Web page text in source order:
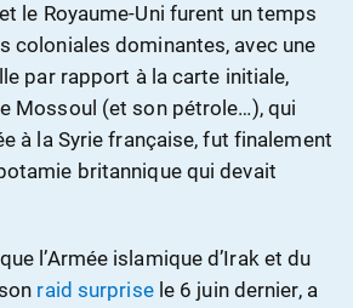
le Royaume-Uni furent un temps
coloniales dominantes, avec une
par rapport à la carte initiale,
Mossoul (et son pétrole…), qui
à la Syrie française, fut finalement
britannique qui devait
l’Armée islamique d’Irak et du
raid surprisele 6 juin dernier, a